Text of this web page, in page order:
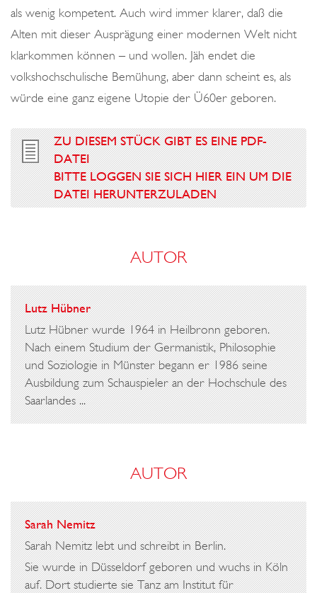
als wenig kompetent. Auch wird immer klarer, daß die
Alten mit dieser Ausprägung einer modernen Welt nicht
klarkommen können – und wollen. Jäh endet die
volkshochschulische Bemühung, aber dann scheint es, als
würde eine ganz eigene Utopie der Ü60er geboren.
ZU DIESEM STÜCK GIBT ES EINE PDF-
DATEI
BITTE LOGGEN SIE SICH HIER EIN UM DIE
DATEI HERUNTERZULADEN
AUTOR
Lutz Hübner
Lutz Hübner wurde 1964 in Heilbronn geboren.
Nach einem Studium der Germanistik, Philosophie
und Soziologie in Münster begann er 1986 seine
Ausbildung zum Schauspieler an der Hochschule des
Saarlandes ...
AUTOR
Sarah Nemitz
Sarah Nemitz lebt und schreibt in Berlin.
Sie wurde in Düsseldorf geboren und wuchs in Köln
auf. Dort studierte sie Tanz am Institut für